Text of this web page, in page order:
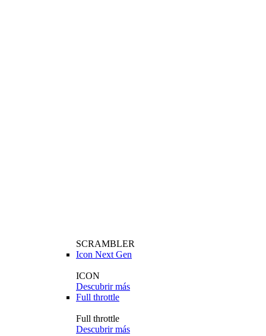
SCRAMBLER
Icon Next Gen
ICON
Descubrir más
Full throttle
Full throttle
Descubrir más